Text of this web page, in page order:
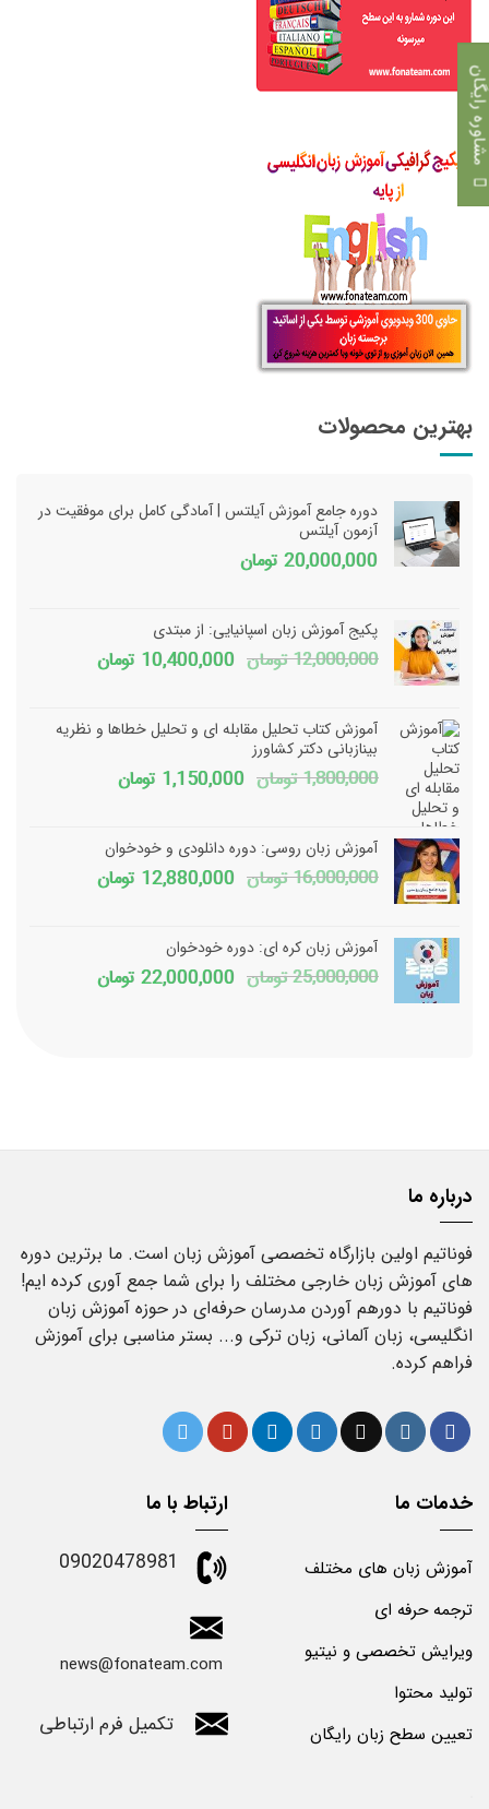
بهترین محصولات
دوره جامع آموزش آیلتس | آمادگی کامل برای موفقیت در
آزمون آیلتس
20,000,000 تومان
پکیج آموزش زبان اسپانیایی: از مبتدی
12,000,000 تومان قیمت
12,000,000 تومان
بود.
10,400,000 تومانقیمت
است.
آموزش کتاب تحلیل مقابله ای و تحلیل خطاها و نظریه
بینازبانی دکتر کشاورز
1,800,000 تومان قیمت
1,800,000 تومان
بود.
1,150,000 تومانقیمت
است.آموزش زبان روسی: دوره دانلودی و خودخوان
16,000,000 تومان قیمت
بود.
12,880,000 تومانقیمت
آموزش زبان کره ای: دوره خودخوان
25,000,000 تومان قیمت
22,000,000 تومانقیمت
درباره ما
فوناتیم اولین بازارگاه تخصصی آموزش زبان است. ما برترین دوره
های آموزش زبان خارجی مختلف را برای شما جمع آوری کرده ایم!
فوناتیم با دورهم آوردن مدرسان حرفه‌ای در حوزه آموزش زبان
انگلیسی، زبان آلمانی، زبان ترکی و... بستر مناسبی برای آموزش
فراهم کرده.
خدمات ما
آموزش زبان های مختلف
ترجمه حرفه ای
ویرایش تخصصی و نیتیو
تولید محتوا
تعیین سطح زبان رایگان
ارتباط با ما
09020478981
news@fonateam.com
تکمیل فرم ارتباطی